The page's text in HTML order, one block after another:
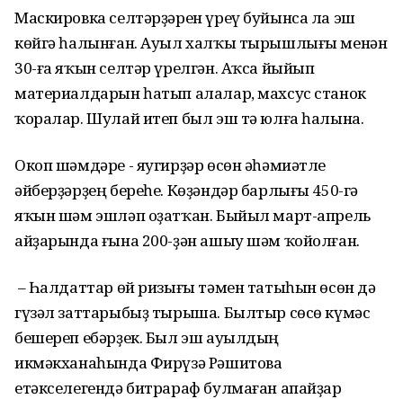
Маскировка селтәрҙәрен үреү буйынса ла эш
көйгә һалынған. Ауыл халҡы тырышлығы менән
30-ға яҡын селтәр үрелгән. Аҡса йыйып
материалдарын һатып алалар, махсус станок
ҡоралар. Шулай итеп был эш тә юлға һалына.
Окоп шәмдәре - яугирҙәр өсөн әһәмиәтле
әйберҙәрҙең береһе. Көҙәндәр барлығы 450-гә
яҡын шәм эшләп оҙатҡан. Быйыл март-апрель
айҙарында ғына 200-ҙән ашыу шәм ҡойолған.
– Һалдаттар өй ризығы тәмен татыһын өсөн дә
гүзәл заттарыбыҙ тырыша. Былтыр сөсө күмәс
бешереп ебәрҙек. Был эш ауылдың
икмәкханаһында Фирүзә Рәшитова
етәкселегендә битрараф булмаған апайҙар